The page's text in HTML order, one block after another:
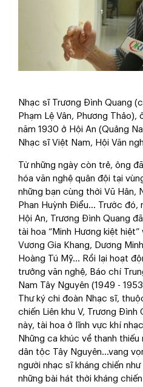
Nhạc sĩ Trương Đình Quang
Phạm Lệ Vân, Phương Thảo),
năm 1930 ở Hội An (Quảng
Nhạc sĩ Việt Nam, Hội Văn
Từ những ngày còn trẻ, ông
hóa văn nghệ quân đội tại
những bạn cùng thời Vũ Hân,
Phan Huỳnh Điểu… Trước đó,
Hội An, Trương Đình Quang
tài hoa “Minh Hương kiệt
Vương Gia Khang, Dương
Hoàng Tú Mỹ… Rồi lại hoạt
trưởng văn nghệ, Báo chí
Nam Tây Nguyên (1949 -
Thư ký chi đoàn Nhạc sĩ,
chiến Liên khu V, Trương Đình
này, tài hoa ở lĩnh vực khí
Những ca khúc về thanh
dân tộc Tây Nguyên…vang
người nhạc sĩ kháng chiến
những bài hát thời kháng